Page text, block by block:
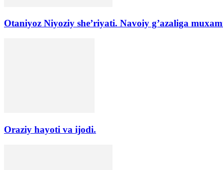
Otaniyoz Niyoziy she’riyati. Navoiy g’azaliga
Oraziy hayoti va ijodi.